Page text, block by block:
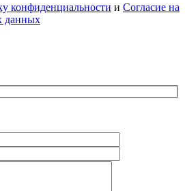
конфиденциальности и Согласие на
данных